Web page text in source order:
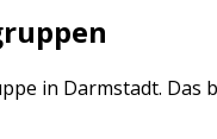
in Darmstadt. Das